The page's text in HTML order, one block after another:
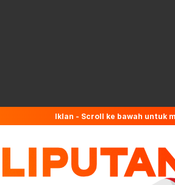
Iklan - Scroll ke bawah untuk